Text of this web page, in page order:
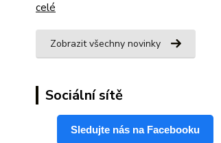
celé
Zobrazit všechny novinky
Sociální sítě
Sledujte nás na Facebooku